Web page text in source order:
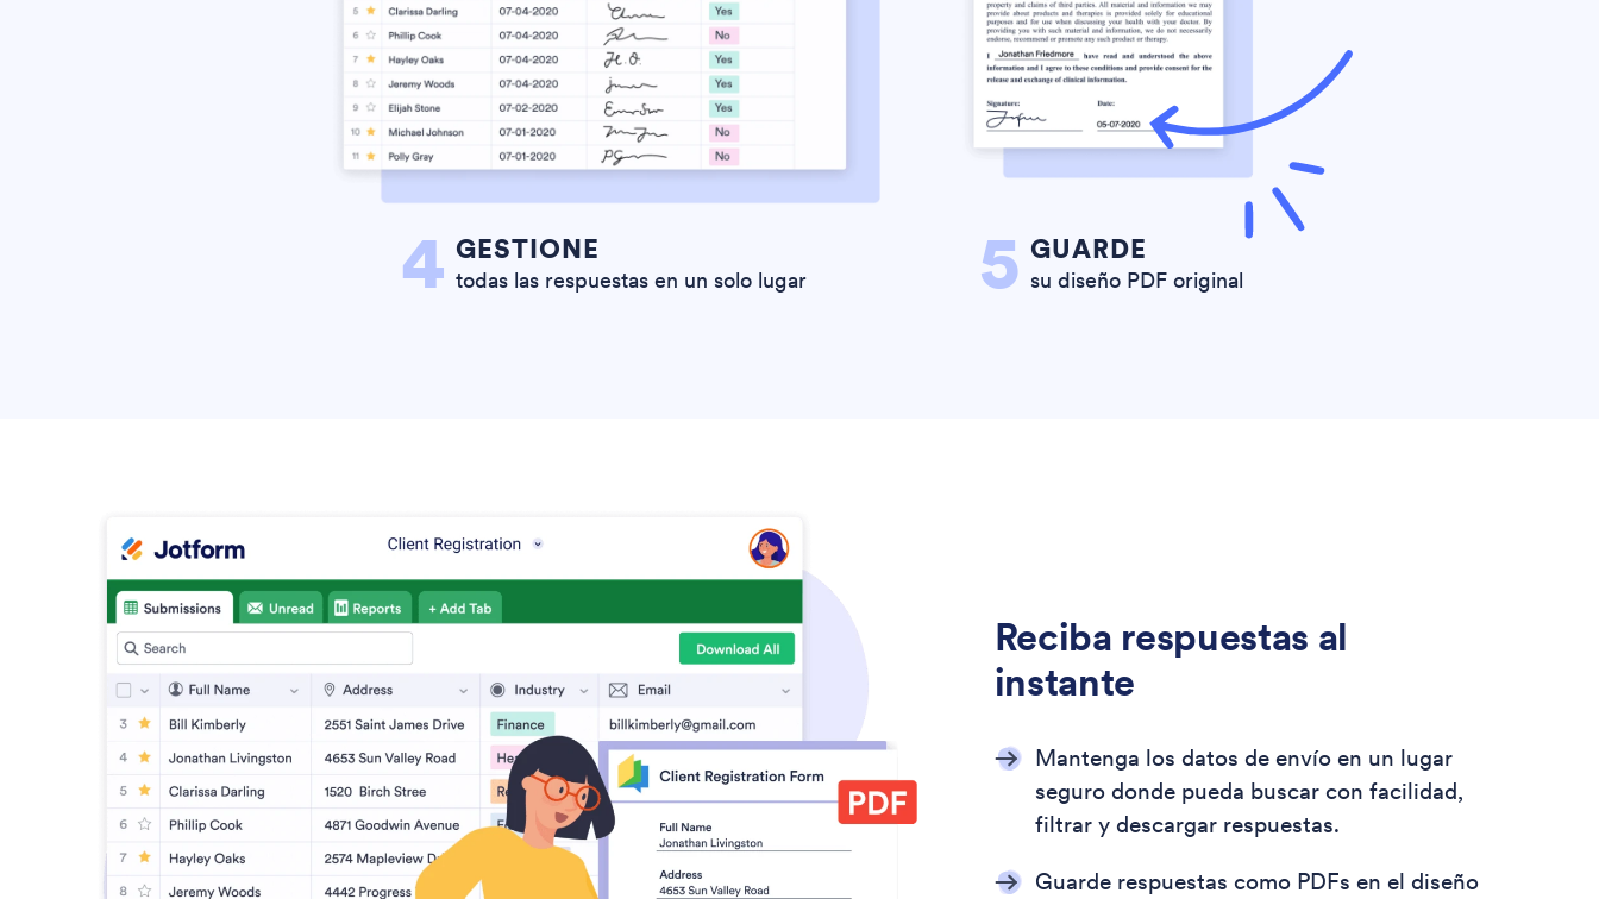
4 GESTIONE
todas las respuestas en un solo lugar 5 GUARDE
su diseño PDF original
Reciba respuestas al
instante
Mantenga los datos de envío en un lugar
seguro donde pueda buscar con facilidad,
filtrar y descargar respuestas.
Guarde respuestas como PDFs en el diseño